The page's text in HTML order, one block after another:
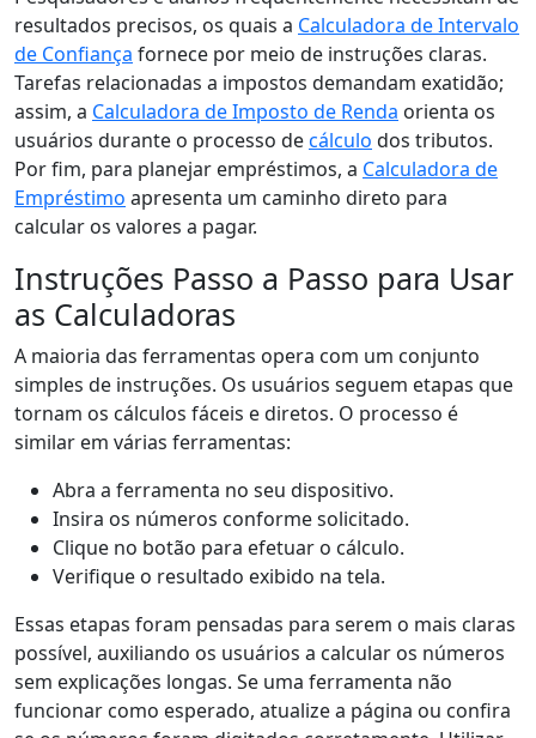
resultados precisos, os quais a Calculadora de Intervalo
de Confiança fornece por meio de instruções claras.
Tarefas relacionadas a impostos demandam exatidão;
assim, a Calculadora de Imposto de Renda orienta os
usuários durante o processo decálculo dos tributos.
Por fim, para planejar empréstimos, a Calculadora de
Empréstimo apresenta um caminho direto para
calcular os valores a pagar.
Instruções Passo a Passo para Usar
as Calculadoras
A maioria das ferramentas opera com um conjunto
simples de instruções. Os usuários seguem etapas que
tornam os cálculos fáceis e diretos. O processo é
similar em várias ferramentas:
Abra a ferramenta no seu dispositivo.
Insira os números conforme solicitado.
Clique no botão para efetuar o cálculo.
Verifique o resultado exibido na tela.
Essas etapas foram pensadas para serem o mais claras
possível, auxiliando os usuários a calcular os números
sem explicações longas. Se uma ferramenta não
funcionar como esperado, atualize a página ou confira